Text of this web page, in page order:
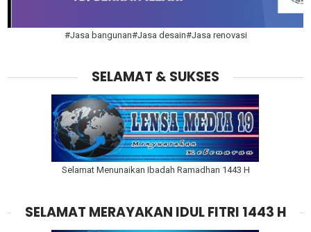
#Jasa bangunan#Jasa desain#Jasa renovasi
SELAMAT & SUKSES
Selamat Menunaikan Ibadah Ramadhan 1443 H
SELAMAT MERAYAKAN IDUL FITRI 1443 H